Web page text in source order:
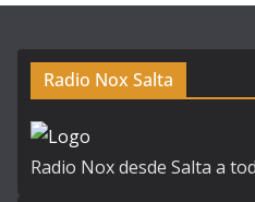
Radio Nox Salta
Radio Nox desde Salta a